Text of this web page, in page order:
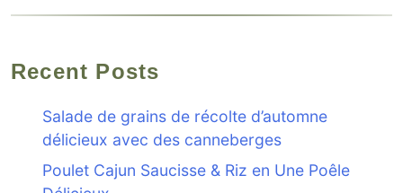
Recent Posts
Salade de grains de récolte d’automne
délicieux avec des canneberges
Poulet Cajun Saucisse & Riz en Une Poêle